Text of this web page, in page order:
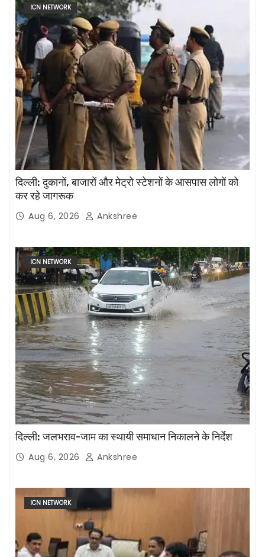
ICN NETWORK
दिल्ली: दुकानों, बाजारों और मेट्रो स्टेशनों के आसपास लोगों को
कर रहे जागरूक
Aug 6, 2026 Ankshree
ICN NETWORK
दिल्ली: जलभराव-जाम का स्थायी समाधान निकालने के निर्देश
Aug 6, 2026 Ankshree
ICN NETWORK